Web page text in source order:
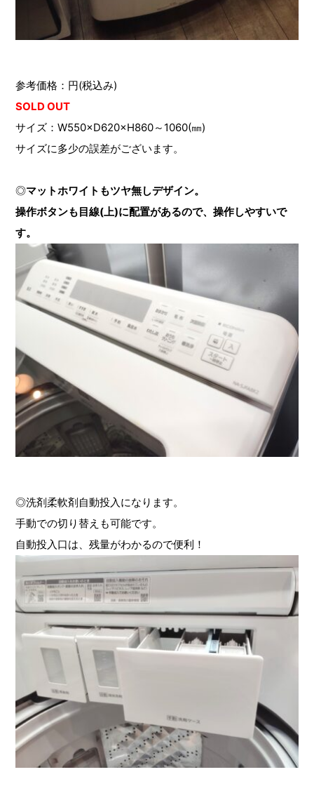
参考価格：円(税込み)
SOLD OUT
サイズ：W550×D620×H860～1060(㎜)
サイズに多少の誤差がございます。
◎マットホワイトもツヤ無しデザイン。
操作ボタンも目線(上)に配置があるので、操作しやすいで
す。
◎洗剤柔軟剤自動投入になります。
手動での切り替えも可能です。
自動投入口は、残量がわかるので便利！